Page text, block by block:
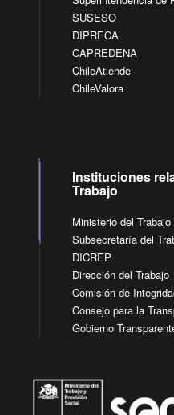
SUSESO
DIPRECA
CAPREDENA
ChileAtiende
ChileValora
Instituciones
Trabajo
Ministerio del
Subsecretaría del
DICREP
Dirección del Trabajo
Comisión de
Consejo para la
Gobierno